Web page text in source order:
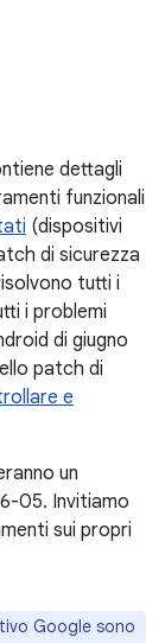
dettagli
funzionali
(dispositivi
di sicurezza
tutti i
i problemi
di giugno
patch di
e
un
05. Invitiamo
sui propri
Google sono